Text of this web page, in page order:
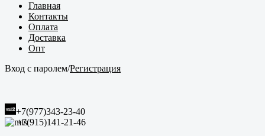
Главная
Контакты
Оплата
Доставка
Опт
Вход с паролем/Регистрация
+7(977)343-23-40
+7(915)141-21-46